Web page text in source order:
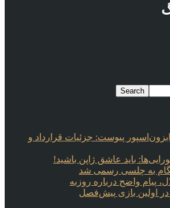
پیوست: جزئیات قرارداد و
باید عاشق ژاپن باشید!
به چلسی رسمی شد
پیام واضح درباره روزبه
اولین بازی پیش‌فصل